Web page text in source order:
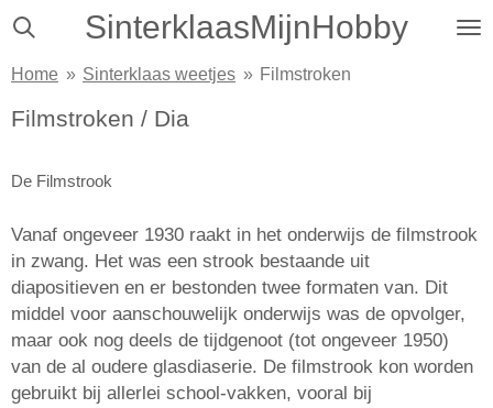
Ga
naar
hoofdinhoud
SinterklaasMijnHobby
Home » Sinterklaas weetjes » Filmstroken
Filmstroken / Dia
De Filmstrook
Vanaf ongeveer 1930 raakt in het onderwijs de filmstrook
in zwang. Het was een strook bestaande uit
diapositieven en er bestonden twee formaten van. Dit
middel voor aanschouwelijk onderwijs was de opvolger,
maar ook nog deels de tijdgenoot (tot ongeveer 1950)
van de al oudere glasdiaserie. De filmstrook kon worden
gebruikt bij allerlei school-vakken, vooral bij